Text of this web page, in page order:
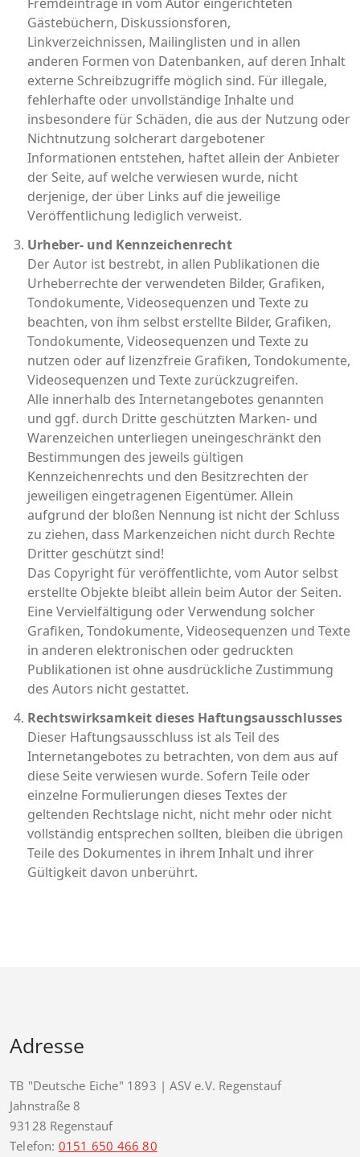
Gästebüchern, Diskussionsforen,
Linkverzeichnissen, Mailinglisten und in allen
anderen Formen von Datenbanken, auf deren Inhalt
externe Schreibzugriffe möglich sind. Für illegale,
fehlerhafte oder unvollständige Inhalte und
insbesondere für Schäden, die aus der Nutzung oder
Nichtnutzung solcherart dargebotener
Informationen entstehen, haftet allein der Anbieter
der Seite, auf welche verwiesen wurde, nicht
derjenige, der über Links auf die jeweilige
Veröffentlichung lediglich verweist.
Urheber- und Kennzeichenrecht
Der Autor ist bestrebt, in allen Publikationen die
Urheberrechte der verwendeten Bilder, Grafiken,
Tondokumente, Videosequenzen und Texte zu
beachten, von ihm selbst erstellte Bilder, Grafiken,
Tondokumente, Videosequenzen und Texte zu
nutzen oder auf lizenzfreie Grafiken, Tondokumente,
Videosequenzen und Texte zurückzugreifen.
Alle innerhalb des Internetangebotes genannten
und ggf. durch Dritte geschützten Marken- und
Warenzeichen unterliegen uneingeschränkt den
Bestimmungen des jeweils gültigen
Kennzeichenrechts und den Besitzrechten der
jeweiligen eingetragenen Eigentümer. Allein
aufgrund der bloßen Nennung ist nicht der Schluss
zu ziehen, dass Markenzeichen nicht durch Rechte
Dritter geschützt sind!
Das Copyright für veröffentlichte, vom Autor selbst
erstellte Objekte bleibt allein beim Autor der Seiten.
Eine Vervielfältigung oder Verwendung solcher
Grafiken, Tondokumente, Videosequenzen und Texte
in anderen elektronischen oder gedruckten
Publikationen ist ohne ausdrückliche Zustimmung
des Autors nicht gestattet.
Rechtswirksamkeit dieses Haftungsausschlusses
Dieser Haftungsausschluss ist als Teil des
Internetangebotes zu betrachten, von dem aus auf
diese Seite verwiesen wurde. Sofern Teile oder
einzelne Formulierungen dieses Textes der
geltenden Rechtslage nicht, nicht mehr oder nicht
vollständig entsprechen sollten, bleiben die übrigen
Teile des Dokumentes in ihrem Inhalt und ihrer
Gültigkeit davon unberührt.
Adresse
TB "Deutsche Eiche" 1893 | ASV e.V. Regenstauf
Jahnstraße 8
93128 Regenstauf
Telefon: 0151 650 466 80